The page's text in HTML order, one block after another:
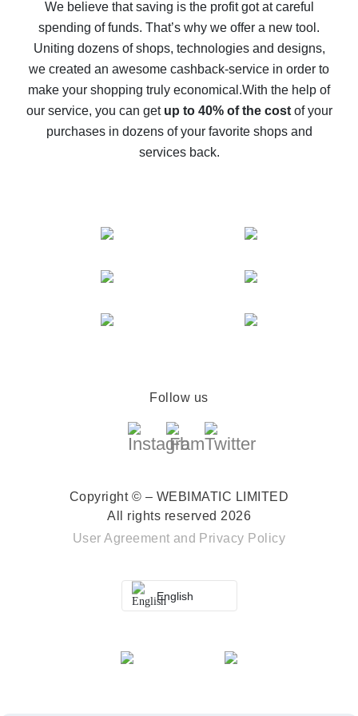
10% cash back on AliExpress - the impossible is
possible
The best cash back on AliExpress - how to find it
The best cash back service for AliExpress - let's
compare offers
We believe that saving is the profit got at careful
spending of funds. That’s why we offer a new tool.
Uniting dozens of shops, technologies and designs,
we created an awesome cashback-service in order to
make your shopping truly economical.With the help of
our service, you can get up to 40% of the costof your
purchases in dozens of your favorite shops and
services back.
Follow us
Copyright © – WEBIMATIC LIMITED
All rights reserved 2026
User Agreement and Privacy Policy
English